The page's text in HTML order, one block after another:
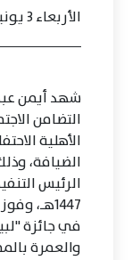
الأربعاء 3 يونيو, 2026
شهد أيمن
التضامن
الأهلية
الضيافة،
الرئيس
1447هـ،
في جائزة
والعمرة